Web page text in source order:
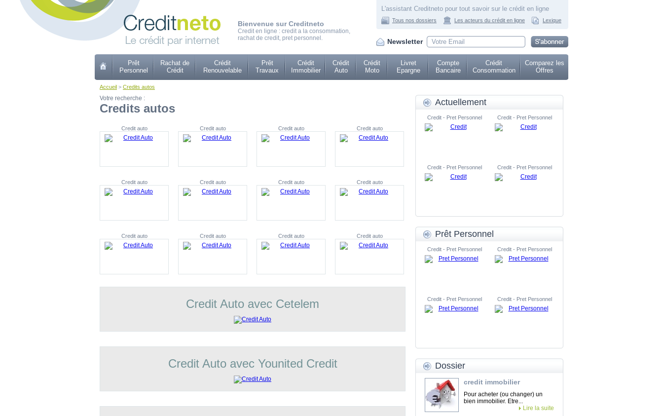
Bienvenue sur Creditneto
Credit en ligne : credit a la consommation,
rachat de credit, pret personnel.
L'assistant Creditneto pour tout savoir sur le crédit en ligne
Tous nos dossiers Les acteurs du crédit en ligne Lexique
Newsletter
Prêt
Personnel
Rachat de
Crédit
Crédit
Renouvelable
Prêt
Travaux
Crédit
Immobilier
Crédit
Auto
Crédit
Moto
Livret
Epargne
Compte
Bancaire
Crédit
Consommation
Comparez les
Offres
Accueil > Credits autos
Votre recherche :
Credits autos
Credit auto Credit auto Credit auto Credit auto
Credit auto Credit auto Credit auto Credit auto
Credit auto Credit auto Credit auto Credit auto
Credit Auto avec Cetelem
Credit Auto avec Younited Credit
Actuellement
Credit - Pret Personnel Credit - Pret Personnel
Credit - Pret Personnel Credit - Pret Personnel
Prêt Personnel
Credit - Pret Personnel Credit - Pret Personnel
Credit - Pret Personnel Credit - Pret Personnel
Dossier
credit immobilier
Pour acheter (ou changer) un
bien immobilier. Etre...
Lire la suite